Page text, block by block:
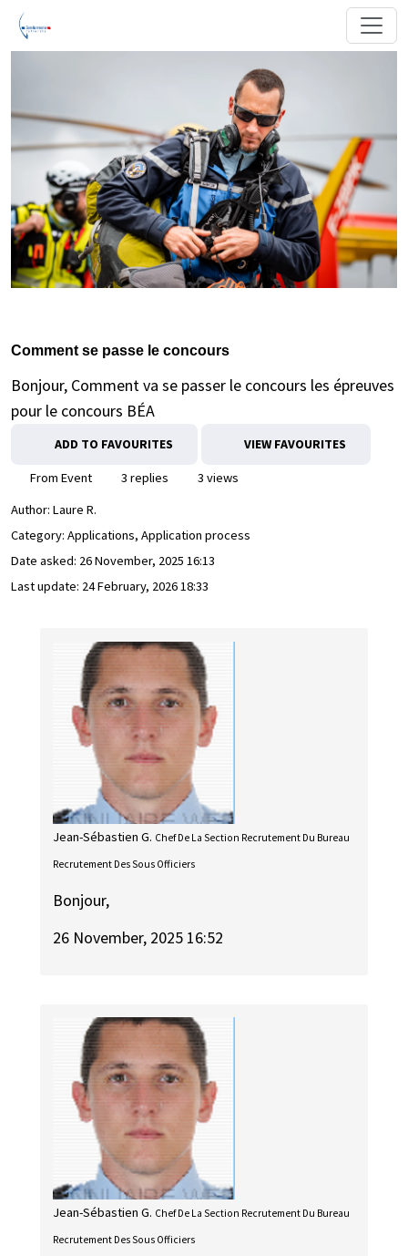
Comment se passe le concours
Bonjour, Comment va se passer le concours les épreuves
pour le concours BÉA
ADD TO FAVOURITES VIEW FAVOURITES
From Event 3 replies
3 views
Author: Laure R.
Category: Applications, Application process
Date asked: 26 November, 2025 16:13
Last update: 24 February, 2026 18:33
Jean-Sébastien G. Chef De La Section Recrutement Du Bureau
Recrutement Des Sous Officiers
Bonjour,
26 November, 2025 16:52
Jean-Sébastien G. Chef De La Section Recrutement Du Bureau
Recrutement Des Sous Officiers